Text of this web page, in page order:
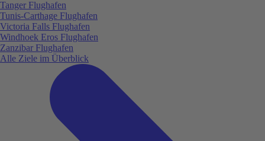
Tanger Flughafen
Tunis-Carthage Flughafen
Victoria Falls Flughafen
Windhoek Eros Flughafen
Zanzibar Flughafen
Alle Ziele im Überblick